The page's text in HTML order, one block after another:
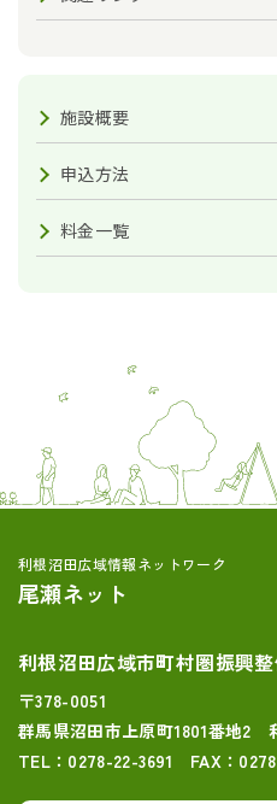
施設概要
申込方法
料金一覧
利根沼田広域情報ネットワーク
尾瀬ネット
利根沼田広域市町村圏振興
〒378-0051
群馬県沼田市上原町1801番地2
TEL：0278-22-3691 FAX：